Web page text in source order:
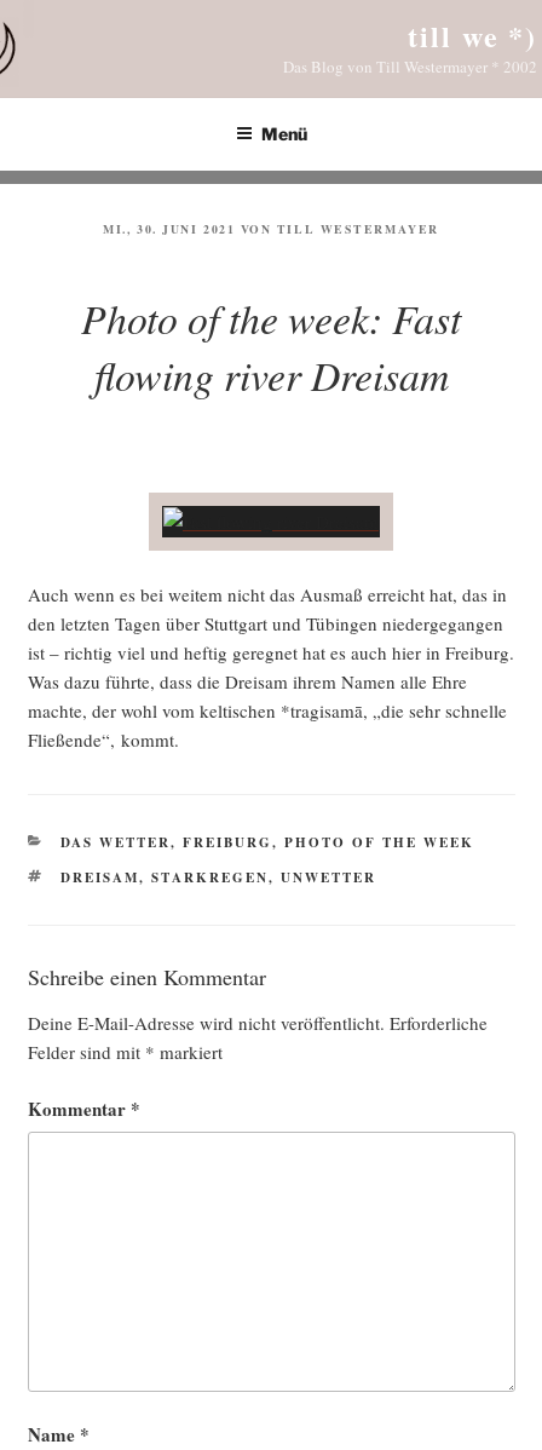
Inhalt
springen
till we *)
Das Blog von Till Westermayer * 2002
Menü
VERÖFFENTLICHT
MI., 30. JUNI 2021 VON TILL WESTERMAYER
Photo of the week: Fast
flowing river Dreisam
Auch wenn es bei wei­tem nicht das Aus­maß erreicht hat, das in
den letz­ten Tagen über Stutt­gart und Tübin­gen nie­der­ge­gan­gen
ist – rich­tig viel und hef­tig gereg­net hat es auch hier in Frei­burg.
Was dazu führ­te, dass die Drei­sam ihrem Namen alle Ehre
mach­te, der wohl vom kel­ti­schen *tra­gi­samā, „die sehr schnel­le
Flie­ßen­de“, kommt.
KATEGORIEN
DAS WETTER, FREIBURG, PHOTO OF THE WEEK
SCHLAGWÖRTER
DREISAM, STARKREGEN, UNWETTER
Schreibe einen Kommentar
Deine E-Mail-Adresse wird nicht veröffentlicht. Erforderliche
Felder sind mit * markiert
Kommentar *
Name *